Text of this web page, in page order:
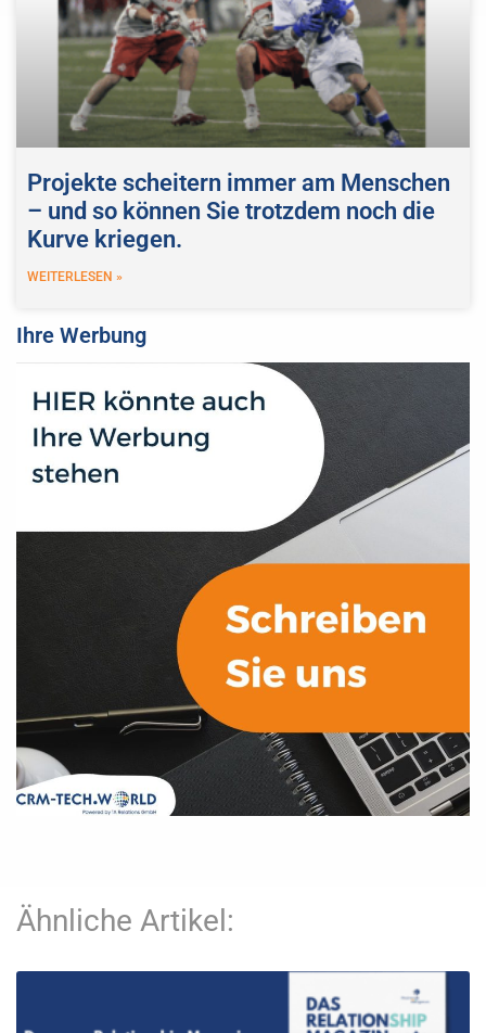
Projekte scheitern immer am Menschen
– und so können Sie trotzdem noch die
Kurve kriegen.
WEITERLESEN »
Ihre Werbung
Ähnliche Artikel: